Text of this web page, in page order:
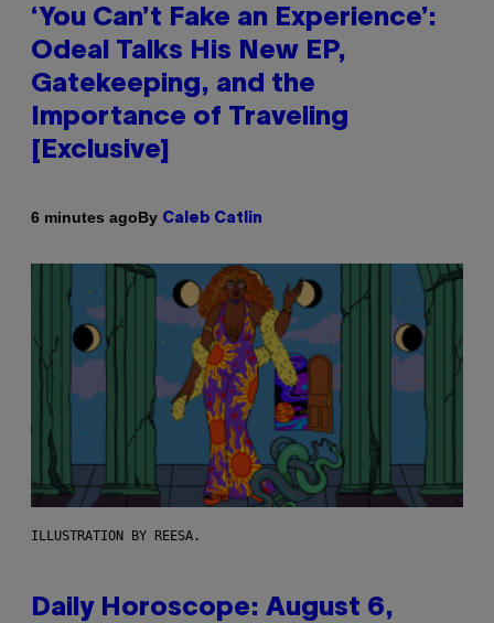
‘You Can’t Fake an Experience’:
Odeal Talks His New EP,
Gatekeeping, and the
Importance of Traveling
[Exclusive]
6 minutes agoBy Caleb Catlin
ILLUSTRATION BY REESA.
Daily Horoscope: August 6,